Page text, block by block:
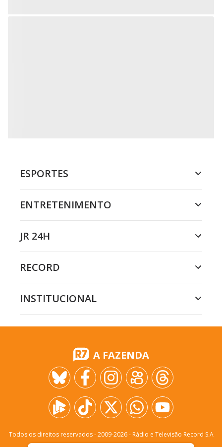
ESPORTES
ENTRETENIMENTO
JR 24H
RECORD
INSTITUCIONAL
A FAZENDA
Todos os direitos reservados - 2009-2026- Rádio e Televisão Record S.A